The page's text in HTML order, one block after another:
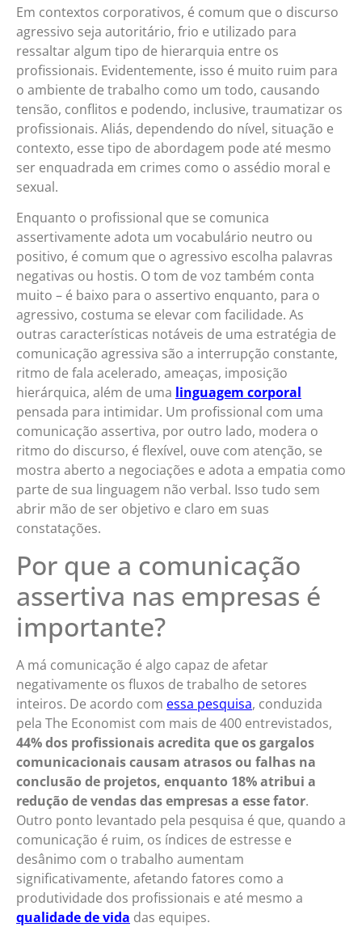
Em contextos corporativos, é comum que o discurso
agressivo seja autoritário, frio e utilizado para
ressaltar algum tipo de hierarquia entre os
profissionais. Evidentemente, isso é muito ruim para
o ambiente de trabalho como um todo, causando
tensão, conflitos e podendo, inclusive, traumatizar os
profissionais. Aliás, dependendo do nível, situação e
contexto, esse tipo de abordagem pode até mesmo
ser enquadrada em crimes como o assédio moral e
sexual.
Enquanto o profissional que se comunica
assertivamente adota um vocabulário neutro ou
positivo, é comum que o agressivo escolha palavras
negativas ou hostis. O tom de voz também conta
muito – é baixo para o assertivo enquanto, para o
agressivo, costuma se elevar com facilidade. As
outras características notáveis de uma estratégia de
comunicação agressiva são a interrupção constante,
ritmo de fala acelerado, ameaças, imposição
hierárquica, além de uma linguagem corporal
pensada para intimidar. Um profissional com uma
comunicação assertiva, por outro lado, modera o
ritmo do discurso, é flexível, ouve com atenção, se
mostra aberto a negociações e adota a empatia como
parte de sua linguagem não verbal. Isso tudo sem
abrir mão de ser objetivo e claro em suas
constatações.
Por que a comunicação
assertiva nas empresas é
importante?
A má comunicação é algo capaz de afetar
negativamente os fluxos de trabalho de setores
inteiros. De acordo com essa pesquisa, conduzida
pela The Economist com mais de 400 entrevistados,
44% dos profissionais acredita que os gargalos
comunicacionais causam atrasos ou falhas na
conclusão de projetos, enquanto 18% atribui a
redução de vendas das empresas a esse fator.
Outro ponto levantado pela pesquisa é que, quando a
comunicação é ruim, os índices de estresse e
desânimo com o trabalho aumentam
significativamente, afetando fatores como a
produtividade dos profissionais e até mesmo a
qualidade de vida das equipes.